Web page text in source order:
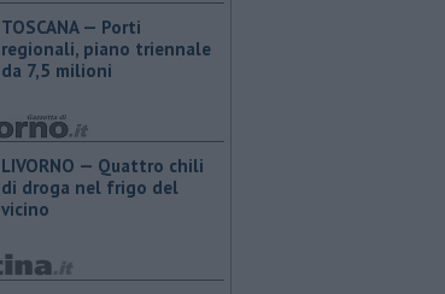
TOSCANA — Porti
regionali, piano triennale
da 7,5 milioni
LIVORNO — Quattro chili
di droga nel frigo del
vicino